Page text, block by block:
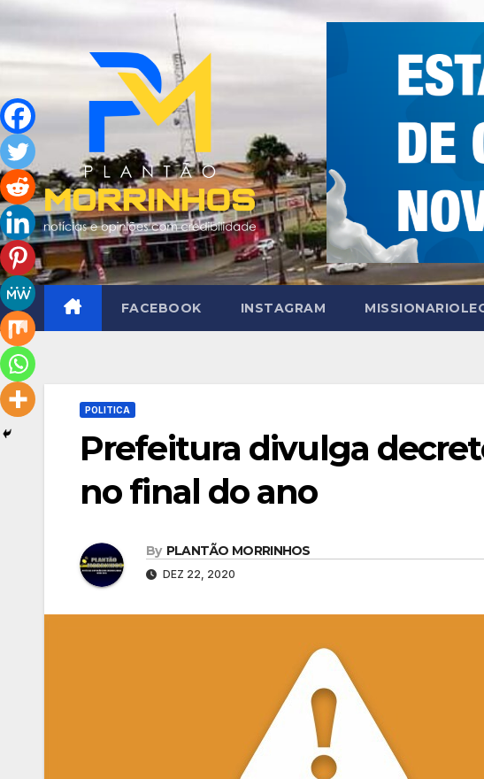
Skip
to
content
FACEBOOK INSTAGRAM
POLITICA
Prefeitura divulga
no final do ano
By PLANTÃO MORRINHOS
DEZ 22, 2020